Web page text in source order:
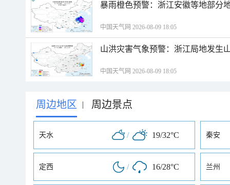
暴雨橙色预警：浙江安徽等地部分
中国天气网 2026-08-09 18:05
山洪灾害气象预警：浙江局地发生
中国天气网 2026-08-09 18:05
周边地区 | 周边景点
天水 / 19/32°C 秦安
定西 / 16/28°C 兰州